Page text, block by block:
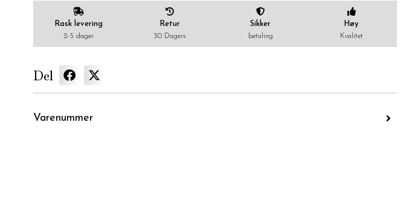
Rask levering
2-5 dager
Retur
30 Dagers
Sikker
betaling
Høy
Kvalitet
Del
Varenummer